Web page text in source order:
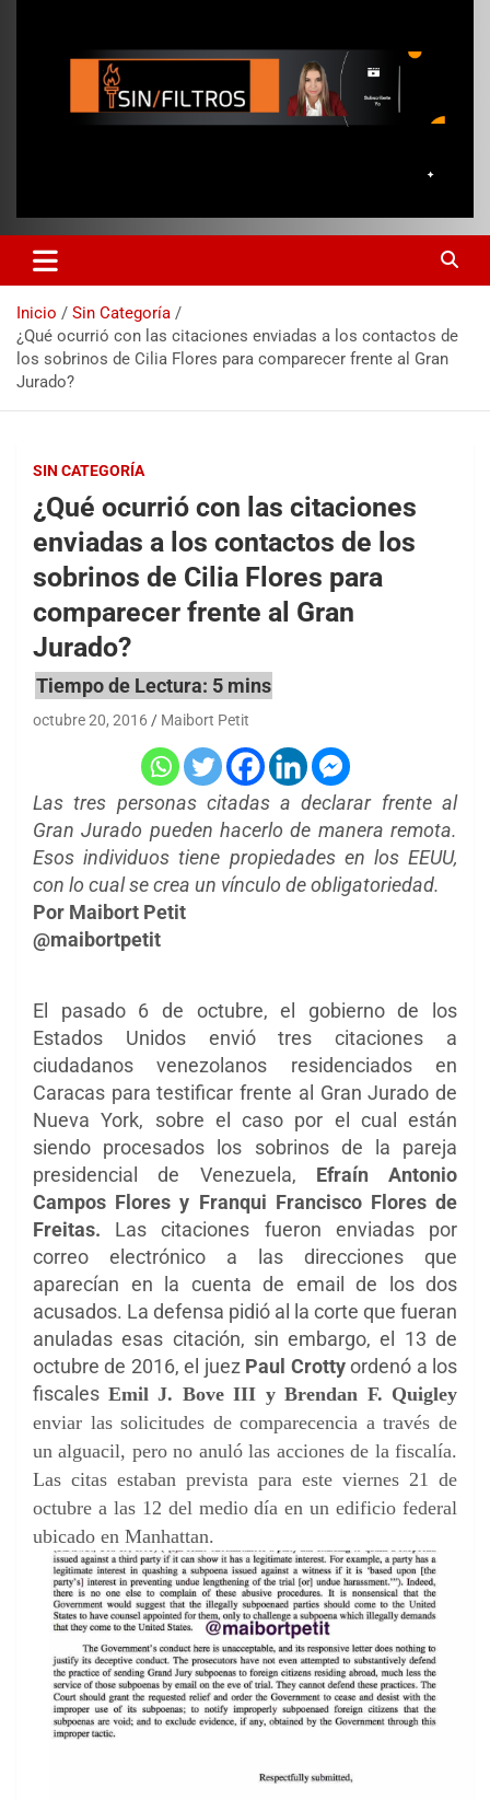
Inicio
Sin Categoría
¿Qué ocurrió con las citaciones enviadas a los contactos de
los sobrinos de Cilia Flores para comparecer frente al Gran
Jurado?
SIN CATEGORÍA
¿Qué ocurrió con las citaciones
enviadas a los contactos de los
sobrinos de Cilia Flores para
comparecer frente al Gran
Jurado?
octubre 20, 2016 Maibort Petit
Las tres personas citadas a declarar frente al
Gran Jurado pueden hacerlo de manera remota.
Esos individuos tiene propiedades en los EEUU,
con lo cual se crea un vínculo de obligatoriedad.
Por Maibort Petit
@maibortpetit
El pasado 6 de octubre, el gobierno de los
Estados Unidos envió tres citaciones a
ciudadanos venezolanos residenciados en
Caracas para testificar frente al Gran Jurado de
Nueva York, sobre el caso por el cual están
siendo procesados los sobrinos de la pareja
presidencial de Venezuela, Efraín Antonio
Campos Flores y Franqui Francisco Flores de
Freitas. Las citaciones fueron enviadas por
correo electrónico a las direcciones que
aparecían en la cuenta de email de los dos
acusados. La defensa pidió al la corte que fueran
anuladas esas citación, sin embargo, el
13 de
octubre de 2016, el juez Paul Crottyordenó a los
fiscales Emil J. Bove III y Brendan F. Quigley
enviar las solicitudes de comparecencia a través de
un alguacil, pero no anuló las acciones de la fiscalía.
Las citas estaban prevista para este viernes 21 de
octubre a las 12 del medio día en un edificio federal
ubicado en Manhattan.